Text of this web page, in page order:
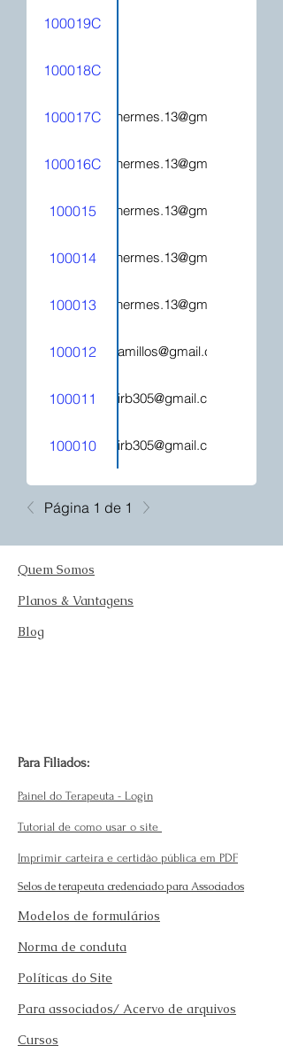
100019C
100018C
100017Checatehermes.13@gmail.com
100016Checatehermes.13@gmail.com
100015hecatehermes.13@gmail.com
100014hecatehermes.13@gmail.com
100013hecatehermes.13@gmail.com
100012mjcamillos@gmail.com
100011 kelirb305@gmail.com
100010 kelirb305@gmail.com
Página 1 de 1
Quem Somos
Planos & Vantagens
Blog
Para Filiados:
Painel do Terapeuta - Login
Tutorial de como usar o site
Imprimir carteira e certidão pública em PDF
Selos de terapeuta credenciado para Associados
Modelos de formulários
Norma de conduta
Políticas do Site
Para associados/ Acervo de arquivos
Cursos